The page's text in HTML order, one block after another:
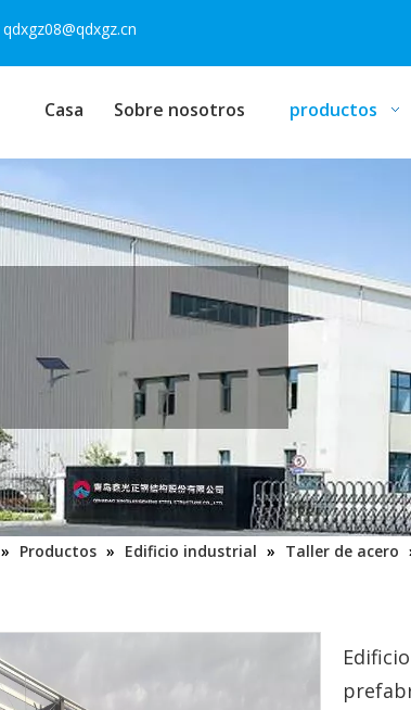
qdxgz08@qdxgz.cn
Casa Sobre nosotros productos
» Productos » Edificio industrial » Taller de acero